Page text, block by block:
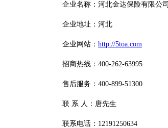
企业名称：河北金达保险有限公司
企业地址：河北
企业网站： http://5toa.com
招商热线：400-262-63995
售后服务：400-899-51300
联 系 人：唐先生
联系电话：12191250634